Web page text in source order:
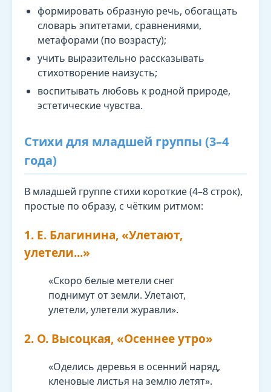
формировать образную речь, обогащать
словарь эпитетами, сравнениями,
метафорами (по возрасту);
учить выразительно рассказывать
стихотворение наизусть;
воспитывать любовь к родной природе,
эстетические чувства.
Стихи для младшей группы (3–4
года)
В младшей группе стихи короткие (4–8 строк),
простые по образу, с чётким ритмом:
1. Е. Благинина, «Улетают,
улетели...»
«Скоро белые метели снег
поднимут от земли. Улетают,
улетели, улетели журавли».
2. О. Высоцкая, «Осеннее утро»
«Оделись деревья в осенний наряд,
кленовые листья на землю летят».